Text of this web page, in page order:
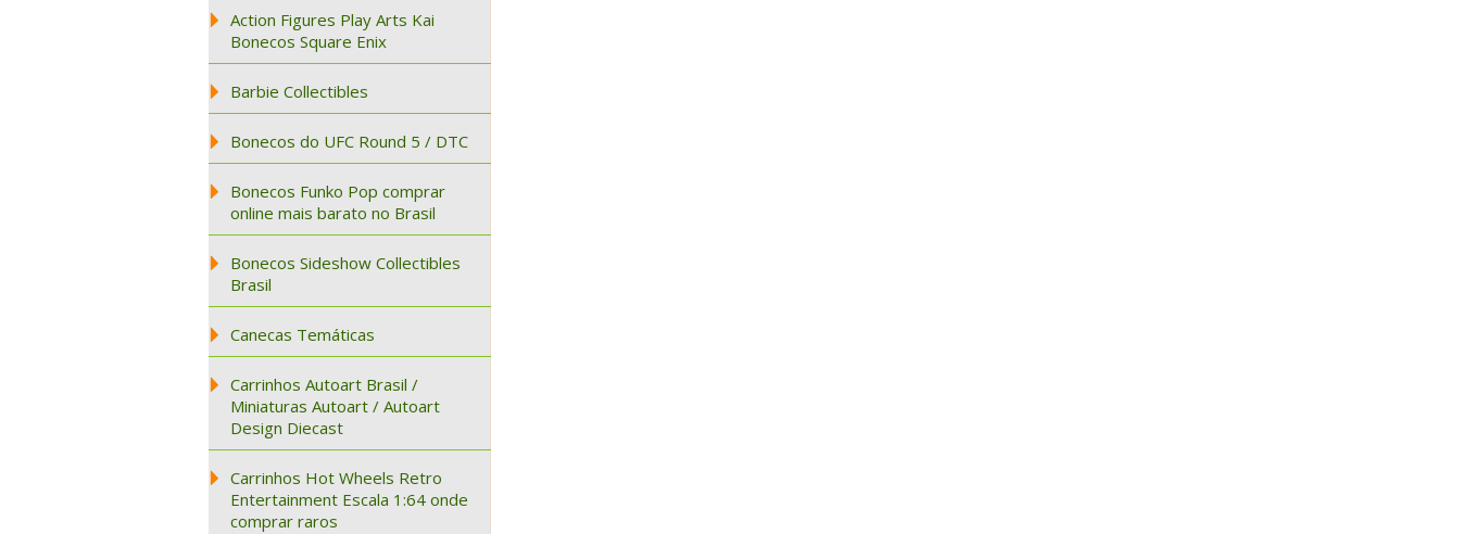
Action Figures Play Arts Kai
Bonecos Square Enix
Barbie Collectibles
Bonecos do UFC Round 5 / DTC
Bonecos Funko Pop comprar
online mais barato no Brasil
Bonecos Sideshow Collectibles
Brasil
Canecas Temáticas
Carrinhos Autoart Brasil /
Miniaturas Autoart / Autoart
Design Diecast
Carrinhos Hot Wheels Retro
Entertainment Escala 1:64 onde
comprar raros